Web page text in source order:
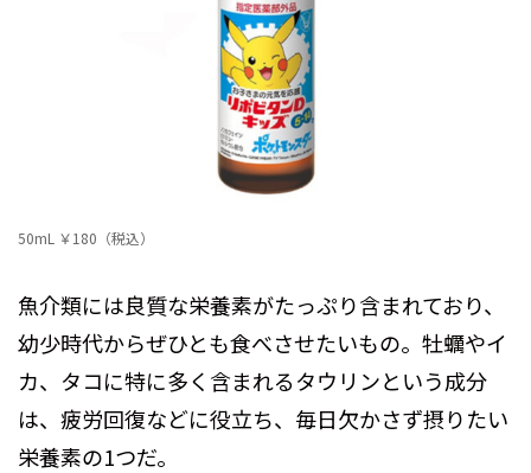
50mL ￥180（税込）
魚介類には良質な栄養素がたっぷり含まれており、
幼少時代からぜひとも食べさせたいもの。牡蠣やイ
カ、タコに特に多く含まれるタウリンという成分
は、疲労回復などに役立ち、毎日欠かさず摂りたい
栄養素の1つだ。